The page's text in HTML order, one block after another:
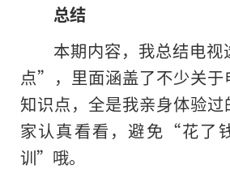
总结
本期内容，我总结电
点”，里面涵盖了不少关于
知识点，全是我亲身体验
家认真看看，避免“花了
训”哦。